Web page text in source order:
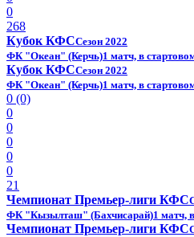
0
268
Кубок КФССезон 2022
ФК "Океан" (Керчь)1 матч, в
Кубок КФССезон 2022
ФК "Океан" (Керчь)1 матч, в
0 (0)
0
0
0
0
0
21
Чемпионат Премьер-лиги КФС
ФК "Кызылташ" (Бахчисарай)1 матч,
Чемпионат Премьер-лиги КФС